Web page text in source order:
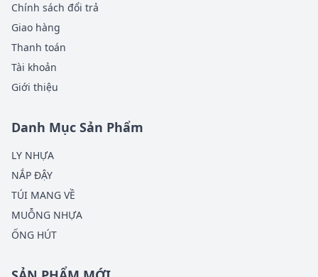
Chính sách đổi trả
Giao hàng
Thanh toán
Tài khoản
Giới thiệu
Danh Mục Sản Phẩm
LY NHỰA
NẮP ĐẬY
TÚI MANG VỀ
MUỖNG NHỰA
ỐNG HÚT